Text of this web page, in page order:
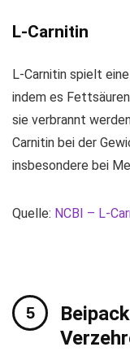
L-Carnitin
L-Carnitin spielt
indem es
sie verbrannt
Carnitin bei der
insbesondere bei
Quelle: NCBI – L-